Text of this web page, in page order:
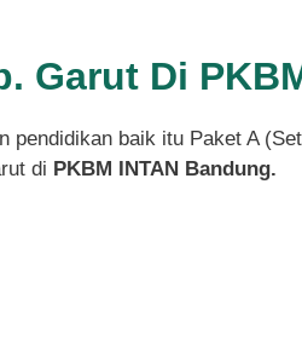
Garut Di
pendidikan baik itu Paket A
di PKBM INTAN Bandung.